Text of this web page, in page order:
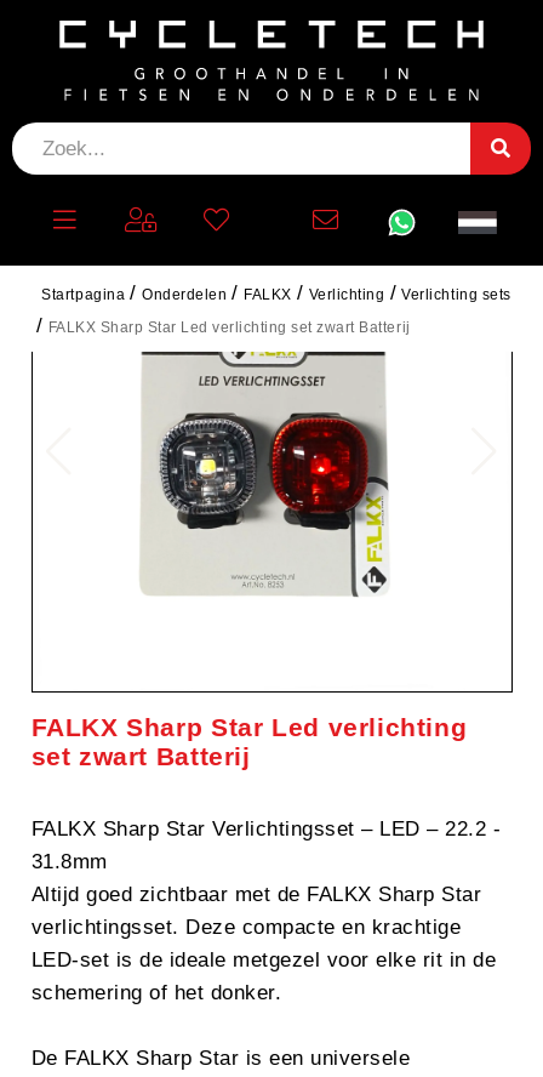
Startpagina Onderdelen FALKX Verlichting
Verlichting sets
FALKX Sharp Star Led verlichting set zwart Batterij
FALKX Sharp Star Led verlichting
set zwart Batterij
FALKX Sharp Star Verlichtingsset – LED – 22.2 -
31.8mm
Altijd goed zichtbaar met de FALKX Sharp Star
verlichtingsset. Deze compacte en krachtige
LED-set is de ideale metgezel voor elke rit in de
schemering of het donker.
De FALKX Sharp Star is een universele